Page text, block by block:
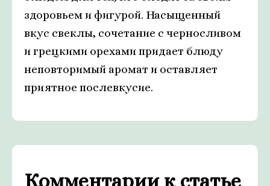
здоровьем и фигурой. Насыщенный
вкус свеклы, сочетание с черносливом
и грецкими орехами придает блюду
неповторимый аромат и оставляет
приятное послевкусие.
Комментарии к статье